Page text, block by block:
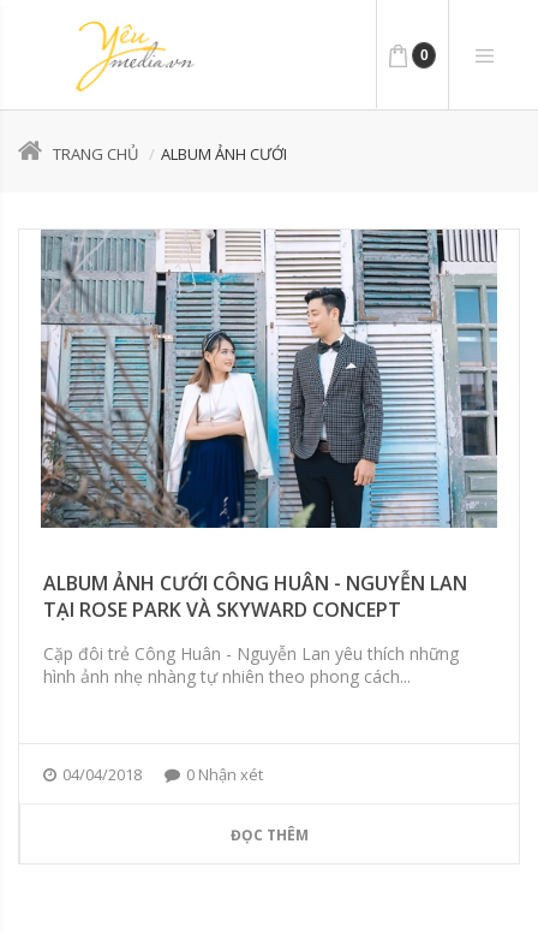
0
TRANG CHỦ ALBUM ẢNH CƯỚI
ALBUM ẢNH CƯỚI CÔNG HUÂN - NGUYỄN LAN
TẠI ROSE PARK VÀ SKYWARD CONCEPT
Cặp đôi trẻ Công Huân - Nguyễn Lan yêu thích những
hình ảnh nhẹ nhàng tự nhiên theo phong cách...
04/04/2018 0 Nhận xét
ĐỌC THÊM